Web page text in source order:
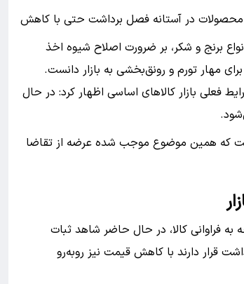
محصولات در آستانه فصل برداشت حتی با کاهش
برنج و شکر، بر ضرورت اصلاح شیوه اخذ
مهار تورم و رونق‌بخشی به بازار دانست.
فعلی بازار کالاهای اساسی اظهار کرد: در حال
که همین موضوع موجب شده عرضه از تقاضا
به فراوانی کالا، در حال حاضر شاهد ثبات
قرار دارند با کاهش قیمت نیز روبه‌رو